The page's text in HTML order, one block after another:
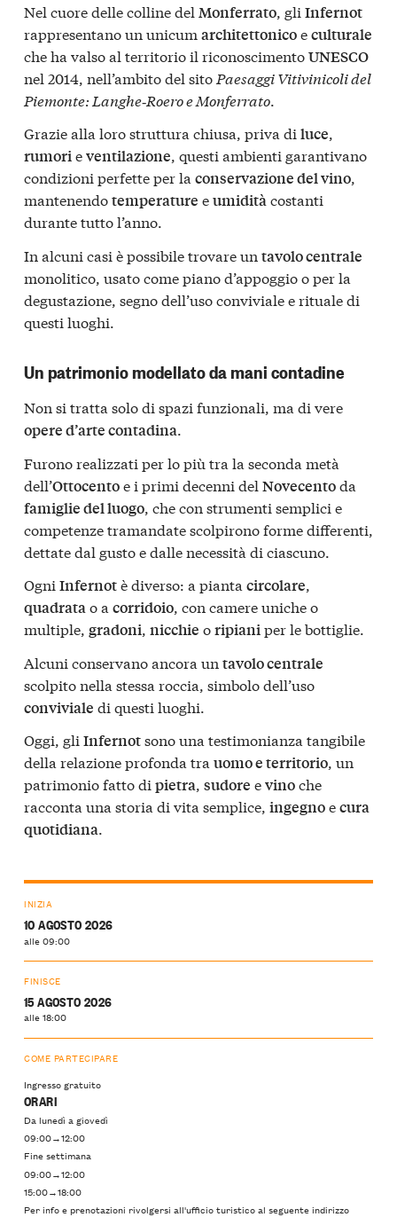
Nel cuore delle colline del Monferrato , gli Infernot
rappresentano un unicum architettonicoeculturale
che ha valso al territorio il riconoscimentoUNESCO
nel 2014, nell’ambito del sito Paesaggi Vitivinicoli del
Piemonte: Langhe‑Roero e Monferrato
Grazie alla loro struttura chiusa, priva di luce,
rumorieventilazione, questi ambienti garantivano
condizioni perfette per la conservazione del vino,
mantenendotemperature eumiditàcostanti
durante tutto l’anno.
In alcuni casi è possibile trovare un tavolo centrale
monolitico, usato come piano d’appoggio o per la
degustazione, segno dell’uso conviviale e rituale di
questi luoghi.
Un patrimonio modellato da mani contadine
Non si tratta solo di spazi funzionali, ma di vere
opere d’arte contadina.
Furono realizzati per lo più tra la seconda metà
dell’Ottocentoe i primi decenni del Novecentoda
famiglie del luogo , che con strumenti semplici e
competenze tramandate scolpirono forme differenti,
dettate dal gusto e dalle necessità di ciascuno.
Ogni Infernotè diverso: a pianta circolare,
quadratao a corridoio, con camere uniche o
multiple, gradoni, nicchie oripianiper le bottiglie.
Alcuni conservano ancora un tavolo centrale
scolpito nella stessa roccia, simbolo dell’uso
conviviale di questi luoghi.
Oggi, gli Infernotsono una testimonianza tangibile
della relazione profonda tra uomo e territorio, un
patrimonio fatto di pietra, sudore evinoche
racconta una storia di vita semplice, ingegnoecura
quotidiana.
INIZIA
10 AGOSTO 2026
alle 09:00
FINISCE
15 AGOSTO 2026
alle 18:00
COME PARTECIPARE
Ingresso gratuito
ORARI
Da lunedì a giovedì
09:00→12:00
Fine settimana
09:00→12:00
15:00→18:00
Per info e prenotazioni rivolgersi all'ufficio turistico al seguente indirizzo